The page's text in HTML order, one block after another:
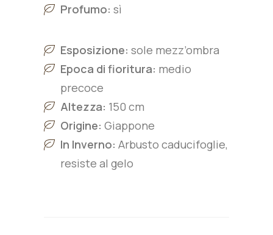
Profumo: sì
Esposizione: sole mezz’ombra
Epoca di fioritura: medio
precoce
Altezza: 150 cm
Origine: Giappone
In Inverno: Arbusto caducifoglie,
resiste al gelo